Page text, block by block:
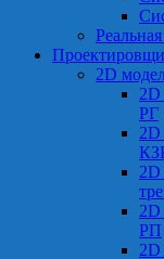
2D
2D
РГ
2D
2D
2D
РП
2D